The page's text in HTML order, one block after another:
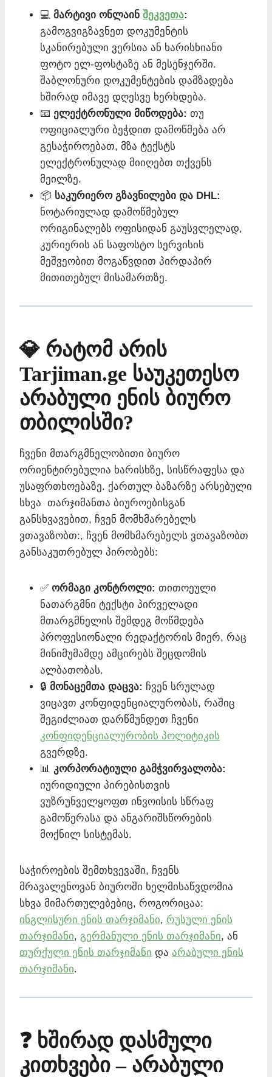
💻 მარტივი ონლაინ შეკვეთა:
გამოგვიგზავნეთ დოკუმენტის
სკანირებული ვერსია ან ხარისხიანი
ფოტო ელ-ფოსტაზე ან მესენჯერში.
შაბლონური დოკუმენტების დამზადება
ხშირად იმავე დღესვე ხერხდება.
📧 ელექტრონული მიწოდება: თუ
ოფიციალური ბეჭდით დამოწმება არ
გესაჭიროებათ, მზა ტექსტს
ელექტრონულად მიიღებთ თქვენს
მეილზე.
📦 საკურიერო გზავნილები და DHL:
ნოტარიულად დამოწმებულ
ორიგინალებს ოფისიდან გაუსვლელად,
კურიერის ან საფოსტო სერვისის
მეშვეობით მოგაწვდით პირდაპირ
მითითებულ მისამართზე.
💎 რატომ არის
Tarjiman.ge საუკეთესო
არაბული ენის ბიურო
თბილისში?
ჩვენი მთარგმნელობითი ბიურო
ორიენტირებულია ხარისხზე, სისწრაფესა და
უსაფრთხოებაზე. ქართულ ბაზარზე არსებული
სხვა თარჯიმანთა ბიუროებისგან
განსხვავებით, ჩვენ მომხმარებელს
ვთავაზობთ:, ჩვენ მომხმარებელს ვთავაზობთ
განსაკუთრებულ პირობებს:
✅ ორმაგი კონტროლი: თითოეული
ნათარგმნი ტექსტი პირველადი
მთარგმნელის შემდეგ მოწმდება
პროფესიონალი რედაქტორის მიერ, რაც
მინიმუმამდე ამცირებს შეცდომის
ალბათობას.
🔒 მონაცემთა დაცვა: ჩვენ სრულად
ვიცავთ კონფიდენციალურობას, რაშიც
შეგიძლიათ დარწმუნდეთ ჩვენი
კონფიდენციალურობის პოლიტიკის
გვერდზე.
📊 კორპორატიული გამჭვირვალობა:
იურიდიული პირებისთვის
ვუზრუნველყოფთ ინვოისის სწრაფ
გამოწერასა და ანგარიშსწორების
მოქნილ სისტემას.
საჭიროების შემთხვევაში, ჩვენს
მრავალენოვან ბიუროში ხელმისაწვდომია
სხვა მიმართულებებიც, როგორიცაა:
ინგლისური ენის თარჯიმანი, რუსული ენის
თარჯიმანი, გერმანული ენის თარჯიმანი, ან
თურქული ენის თარჯიმანი და არაბული ენის
თარჯიმანი.
❓ ხშირად დასმული
კითხვები – არაბული